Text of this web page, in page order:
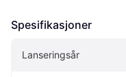
Spesifikasjoner
Lanseringsår